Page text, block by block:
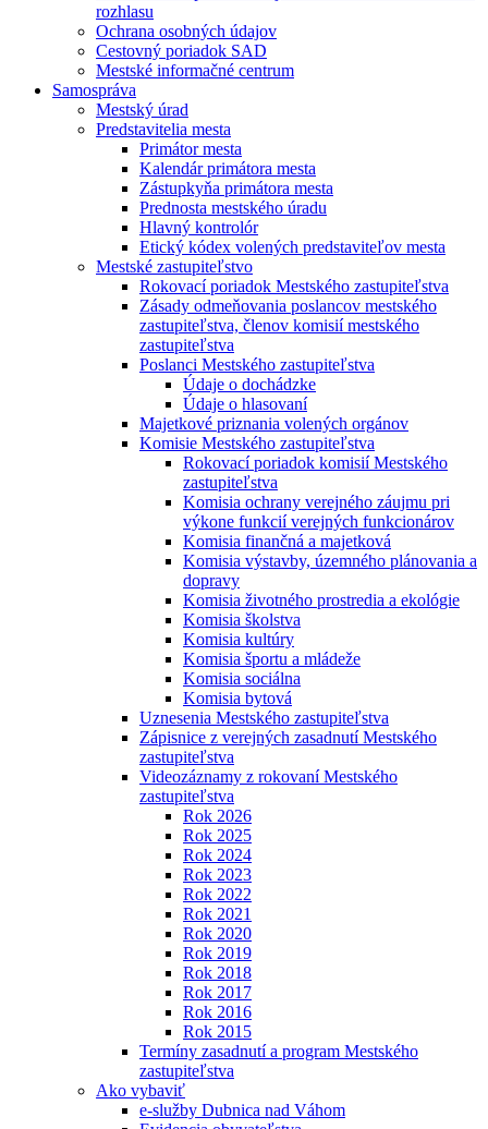
rozhlasu
Ochrana osobných údajov
Cestovný poriadok SAD
Mestské informačné centrum
Samospráva
Mestský úrad
Predstavitelia mesta
Primátor mesta
Kalendár primátora mesta
Zástupkyňa primátora mesta
Prednosta mestského úradu
Hlavný kontrolór
Etický kódex volených predstaviteľov mesta
Mestské zastupiteľstvo
Rokovací poriadok Mestského zastupiteľstva
Zásady odmeňovania poslancov mestského
zastupiteľstva, členov komisií mestského
zastupiteľstva
Poslanci Mestského zastupiteľstva
Údaje o dochádzke
Údaje o hlasovaní
Majetkové priznania volených orgánov
Komisie Mestského zastupiteľstva
Rokovací poriadok komisií Mestského
zastupiteľstva
Komisia ochrany verejného záujmu pri
výkone funkcií verejných funkcionárov
Komisia finančná a majetková
Komisia výstavby, územného plánovania a
dopravy
Komisia životného prostredia a ekológie
Komisia školstva
Komisia kultúry
Komisia športu a mládeže
Komisia sociálna
Komisia bytová
Uznesenia Mestského zastupiteľstva
Zápisnice z verejných zasadnutí Mestského
zastupiteľstva
Videozáznamy z rokovaní Mestského
zastupiteľstva
Rok 2026
Rok 2025
Rok 2024
Rok 2023
Rok 2022
Rok 2021
Rok 2020
Rok 2019
Rok 2018
Rok 2017
Rok 2016
Rok 2015
Termíny zasadnutí a program Mestského
zastupiteľstva
Ako vybaviť
e-služby Dubnica nad Váhom